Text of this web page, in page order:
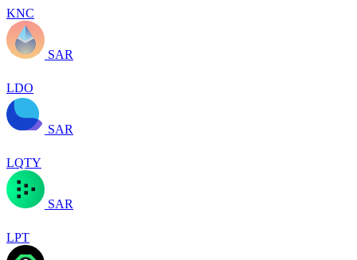
KNC
SAR
LDO
SAR
LQTY
SAR
LPT